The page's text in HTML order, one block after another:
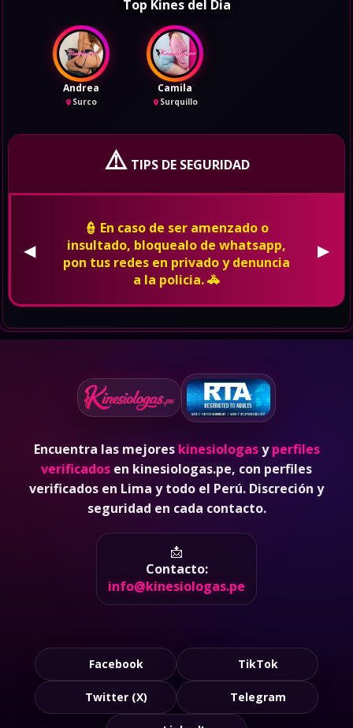
Top Kines del Dia
Andrea
Surco
Camila
Surquillo
⚠️TIPS DE SEGURIDAD
👮 En caso de ser amenzado o
insultado, bloquealo de whatsapp,
pon tus redes en privado y denuncia
a la policia. 🚓
◀ ▶
Encuentra las mejores kinesiologasyperfiles
verificados en kinesiologas.pe, con perfiles
verificados en Lima y todo el Perú. Discreción y
seguridad en cada contacto.
📩
Contacto:
info@kinesiologas.pe
Facebook TikTok
Twitter (X) Telegram